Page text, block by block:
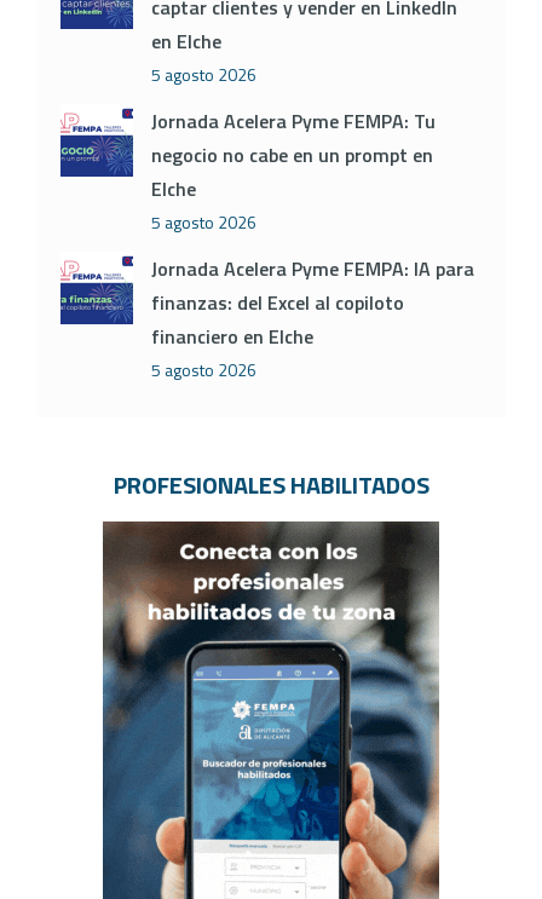
captar clientes y vender en LinkedIn
en Elche
5 agosto 2026
Jornada Acelera Pyme FEMPA: Tu
negocio no cabe en un prompt en
Elche
5 agosto 2026
Jornada Acelera Pyme FEMPA: IA para
finanzas: del Excel al copiloto
financiero en Elche
5 agosto 2026
PROFESIONALES HABILITADOS